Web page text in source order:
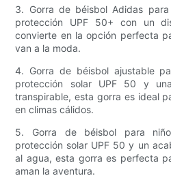
3. Gorra de béisbol Adidas
protección UPF 50+ con un
convierte en la opción perfecta
van a la moda.
4. Gorra de béisbol ajustable
protección solar UPF 50 y
transpirable, esta gorra es ideal
en climas cálidos.
5. Gorra de béisbol para
protección solar UPF 50 y un
al agua, esta gorra es perfecta
aman la aventura.